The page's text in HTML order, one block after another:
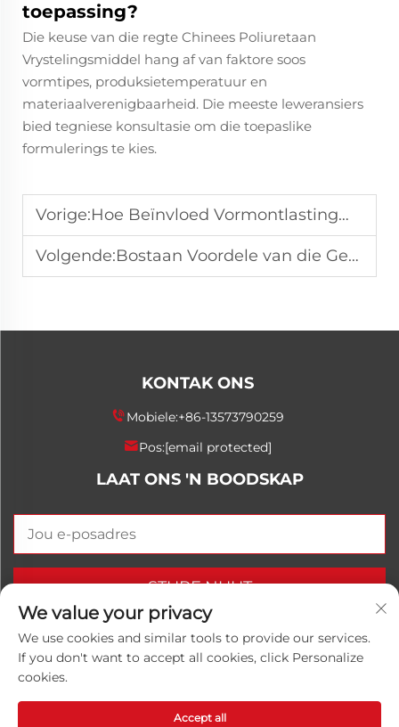
toepassing?
Die keuse van die regte Chinees Poliuretaan
Vrystelingsmiddel hang af van faktore soos
vormtipes, produksietemperatuur en
materiaalverenigbaarheid. Die meeste leweransiers
bied tegniese konsultasie om die toepaslike
formulerings te kies.
Vorige:Hoe Beïnvloed Vormontlastingmiddels Die Doeltreffendheid Van Produksieprosesse?
Volgende:Bostaan Voordele van die Gebruik van Chinese Poliuretaan Vrylatingsmiddel in Vervaardiging
KONTAK ONS
Mobiele:+86-13573790259
Pos:[email protected]
LAAT ONS 'N BOODSKAP
STURF NUUT
Kopiereg © 2025 China Shandong Luwanhong
Privaatheidsbeleid
We value your privacy
We use cookies and similar tools to provide our services.
If you don't want to accept all cookies, click Personalize
cookies.
Accept all